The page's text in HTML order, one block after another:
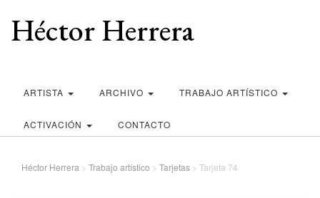
Héctor Herrera
ARTISTA ARCHIVO TRABAJO ARTÍSTICO
ACTIVACIÓN CONTACTO
Héctor Herrera > Trabajo artístico > Tarjetas > Tarjeta 74